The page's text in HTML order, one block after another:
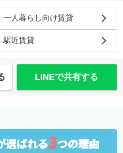
一人暮らし向け賃貸
駅近賃貸
LINEで共有する
選ばれる3つの理由